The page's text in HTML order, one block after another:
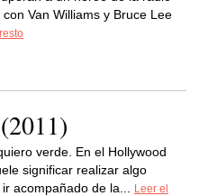
Van Williams y Bruce Lee
verde. En el Hollywood
significar realizar algo
acompañado de la...
Leer el